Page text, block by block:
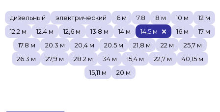
дизельный электрический 6 м 7.8 8 м 10 м
12 м
12,2 м
12.4 м 12,6 м 13.8 м 14 м 14,5 м 16 м
17 м
17.8 м
20.3 м 20,4 м 20.5 м 21,8 м 22 м
25,7 м
26.3 м
27,9 м 28.2 м 34 м 15,4 м 22,7 м
40,15 м
15,11 м
20 м